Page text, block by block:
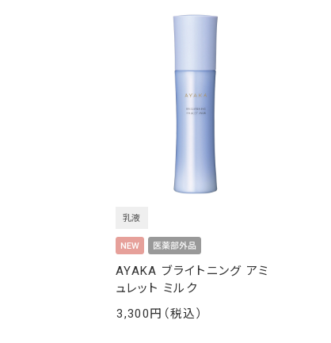
AYAKA ブライトニング アミ
ュレット ミルク
乳液
3,300